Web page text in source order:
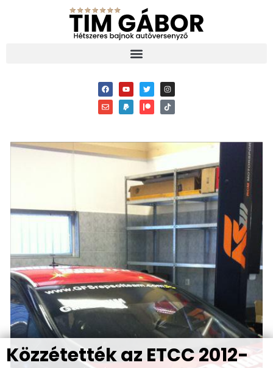
Közzétették az ETCC 2012-